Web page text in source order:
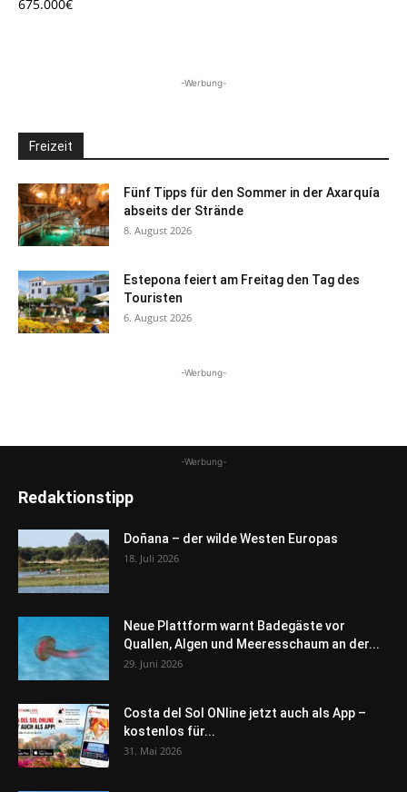
675.000€
-Werbung-
Freizeit
Fünf Tipps für den Sommer in der Axarquía
abseits der Strände
8. August 2026
Estepona feiert am Freitag den Tag des
Touristen
6. August 2026
-Werbung-
-Werbung-
Redaktionstipp
Doñana – der wilde Westen Europas
18. Juli 2026
Neue Plattform warnt Badegäste vor
Quallen, Algen und Meeresschaum an der...
29. Juni 2026
Costa del Sol ONline jetzt auch als App –
kostenlos für...
31. Mai 2026